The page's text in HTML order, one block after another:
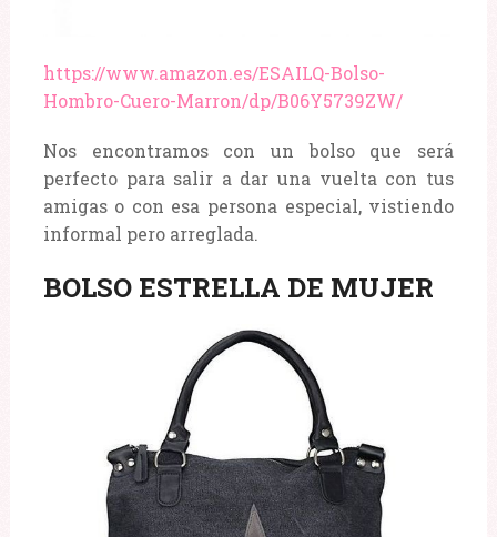
https://www.amazon.es/ESAILQ-Bolso-
Hombro-Cuero-Marron/dp/B06Y5739ZW/
Nos encontramos con un bolso que será
perfecto para salir a dar una vuelta con tus
amigas o con esa persona especial, vistiendo
informal pero arreglada.
BOLSO ESTRELLA DE MUJER